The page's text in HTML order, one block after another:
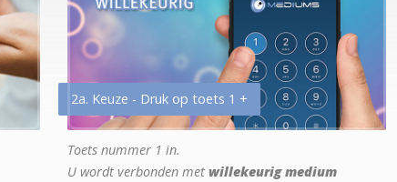
2a. Keuze - Druk op toets 1 +
Toets nummer 1 in.
U wordt verbonden met willekeurig medium